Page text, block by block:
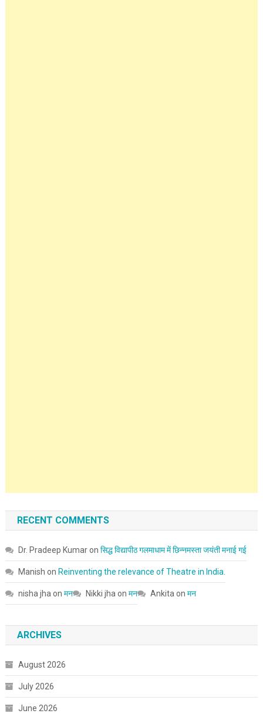
RECENT COMMENTS
Dr. Pradeep Kumaron सिद्ध विद्यापीठ गलमाधाम में छिन्नमस्ता जयंती मनाई गई
Manish on Reinventing the relevance of Theatre in India.
nisha jha on मन Nikki jha on मन Ankita on मन
ARCHIVES
August 2026
July 2026
June 2026